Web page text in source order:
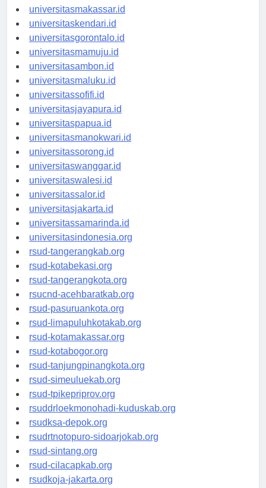
universitaspalu.id
universitasmakassar.id
universitaskendari.id
universitasgorontalo.id
universitasmamuju.id
universitasambon.id
universitasmaluku.id
universitassofifi.id
universitasjayapura.id
universitaspapua.id
universitasmanokwari.id
universitassorong.id
universitaswanggar.id
universitaswalesi.id
universitassalor.id
universitasjakarta.id
universitassamarinda.id
universitasindonesia.org
rsud-tangerangkab.org
rsud-kotabekasi.org
rsud-tangerangkota.org
rsucnd-acehbaratkab.org
rsud-pasuruankota.org
rsud-limapuluhkotakab.org
rsud-kotamakassar.org
rsud-kotabogor.org
rsud-tanjungpinangkota.org
rsud-simeuluekab.org
rsud-tpikepriprov.org
rsuddrloekmonohadi-kuduskab.org
rsudksa-depok.org
rsudrtnotopuro-sidoarjokab.org
rsud-sintang.org
rsud-cilacapkab.org